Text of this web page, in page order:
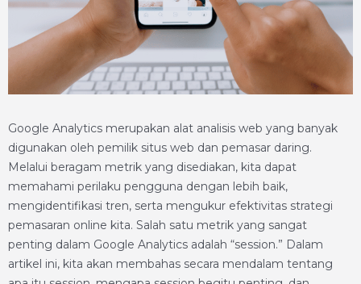
Google Analytics merupakan alat analisis web yang banyak
digunakan oleh pemilik situs web dan pemasar daring.
Melalui beragam metrik yang disediakan, kita dapat
memahami perilaku pengguna dengan lebih baik,
mengidentifikasi tren, serta mengukur efektivitas strategi
pemasaran online kita. Salah satu metrik yang sangat
penting dalam Google Analytics adalah “session.” Dalam
artikel ini, kita akan membahas secara mendalam tentang